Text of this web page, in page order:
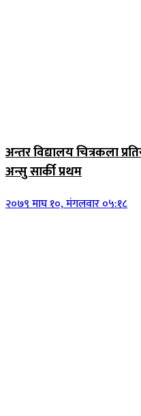
अन्तर विद्यालय चित्रकला
अन्सु सार्की प्रथम
२०७९ माघ १०, मंगलवार ०५:१८